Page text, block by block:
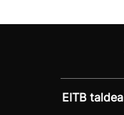
EITB taldea